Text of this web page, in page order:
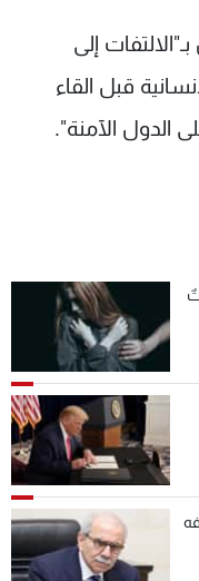
إلى
قبل القاء
الدول الآمنة".